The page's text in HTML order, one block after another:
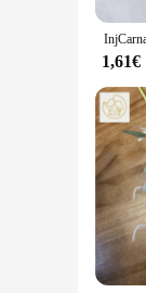
1,61€